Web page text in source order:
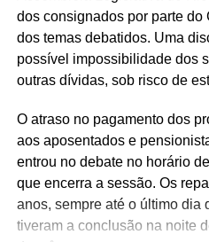
dos consignados por parte do
dos temas debatidos. Uma
possível impossibilidade dos
outras dívidas, sob risco de
O atraso no pagamento dos
aos aposentados e
entrou no debate no horário
que encerra a sessão. Os
anos, sempre até o último dia
tiveram a conclusão na noite